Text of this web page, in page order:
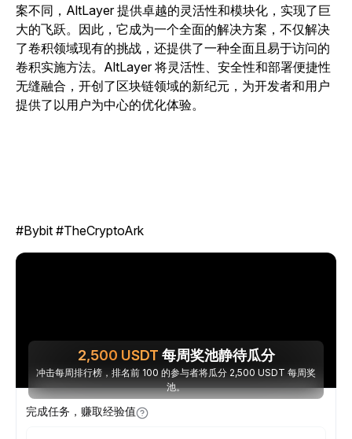
案不同，AltLayer 提供卓越的灵活性和模块化，实现了巨
大的飞跃。因此，它成为一个全面的解决方案，不仅解决
了卷积领域现有的挑战，还提供了一种全面且易于访问的
卷积实施方法。AltLayer 将灵活性、安全性和部署便捷性
无缝融合，开创了区块链领域的新纪元，为开发者和用户
提供了以用户为中心的优化体验。
#Bybit #TheCryptoArk
2,500 USDT 每周奖池静待瓜分
冲击每周排行榜，排名前 100 的参与者将瓜分 2,500 USDT 每周奖
池。
完成任务，赚取经验值